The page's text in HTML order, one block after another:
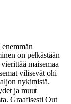
on pelkästään
maisemaa
vilisevät ohi
nykimistä.
ja muut
Graafisesti Out